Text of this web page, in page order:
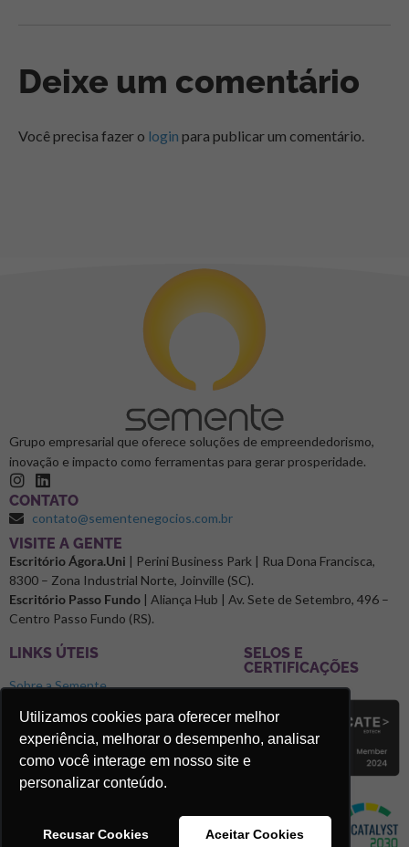
Utilizamos cookies para oferecer melhor
experiência, melhorar o desempenho, analisar
como você interage em nosso site e
personalizar conteúdo.
Recusar Cookies Aceitar Cookies
Deixe um comentário
Você precisa fazer o login para publicar um comentário.
Grupo empresarial que oferece soluções de empreendedorismo,
inovação e impacto como ferramentas para gerar prosperidade.
CONTATO
contato@sementenegocios.com.br
⁠VISITE A GENTE
Escritório Ágora.Uni | Perini Business Park | Rua Dona Francisca,
8300 – Zona Industrial Norte, Joinville (SC).
Escritório Passo Fundo | Aliança Hub | Av. Sete de Setembro, 496 –
Centro Passo Fundo (RS).
LINKS ÚTEIS
Sobre a Semente
Blog
Podcast Microclimas
Faça parte da Rede Semente
SELOS E
CERTIFICAÇÕES